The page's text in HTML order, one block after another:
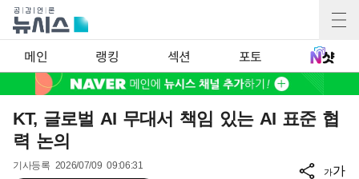
메인 랭킹 섹션 포토
KT, 글로벌 AI 무대서 책임 있는 AI 표준 협
력 논의
기사등록 2026/07/09 09:06:31
가가